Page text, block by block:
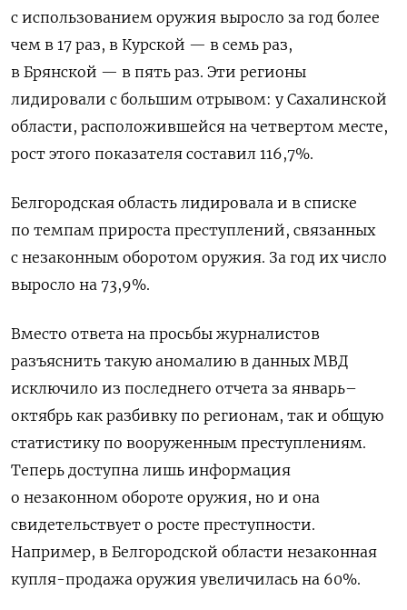
с использованием оружия выросло за год более
чем в 17 раз, в Курской — в семь раз,
в Брянской — в пять раз. Эти регионы
лидировали с большим отрывом: у Сахалинской
области, расположившейся на четвертом месте,
рост этого показателя составил 116,7%.
Белгородская область лидировала и в списке
по темпам прироста преступлений, связанных
с незаконным оборотом оружия. За год их число
выросло на 73,9%.
Вместо ответа на просьбы журналистов
разъяснить такую аномалию в данных МВД
исключило из последнего отчета за январь–
октябрь как разбивку по регионам, так и общую
статистику по вооруженным преступлениям.
Теперь доступна лишь информация
о незаконном обороте оружия, но и она
свидетельствует о росте преступности.
Например, в Белгородской области незаконная
купля-продажа оружия увеличилась на 60%.